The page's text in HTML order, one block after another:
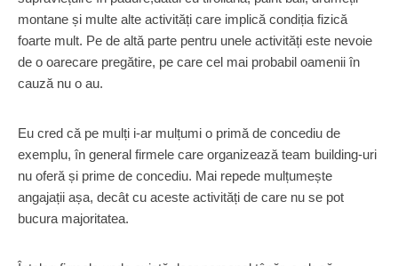
montane și multe alte activități care implică condiția fizică
foarte mult. Pe de altă parte pentru unele activități este nevoie
de o oarecare pregătire, pe care cel mai probabil oamenii în
cauză nu o au.
Eu cred că pe mulți i-ar mulțumi o primă de concediu de
exemplu, în general firmele care organizează team building-uri
nu oferă și prime de concediu. Mai repede mulțumește
angajații așa, decât cu aceste activități de care nu se pot
bucura majoritatea.